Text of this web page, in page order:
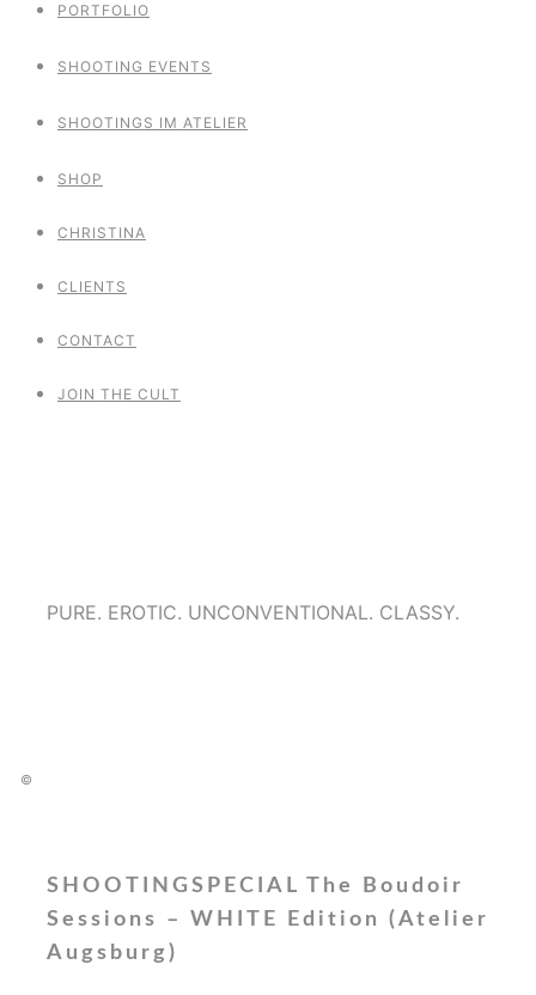
PORTFOLIO
SHOOTING EVENTS
SHOOTINGS IM ATELIER
SHOP
CHRISTINA
CLIENTS
CONTACT
JOIN THE CULT
PURE. EROTIC. UNCONVENTIONAL. CLASSY.
SHOOTINGSPECIAL The Boudoir
Sessions – WHITE Edition (Atelier
Augsburg)
©